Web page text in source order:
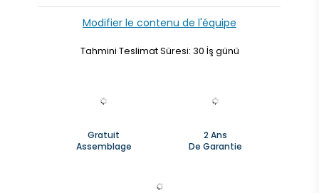
Modifier le contenu de l'équipe
Tahmini Teslimat Süresi: 30 İş günü
Gratuit
Assemblage
2 Ans
De Garantie